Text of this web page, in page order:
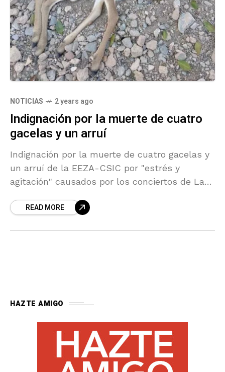
NOTICIAS 2 years ago
Indignación por la muerte de cuatro
gacelas y un arruí
Indignación por la muerte de cuatro gacelas y
un arruí de la EEZA-CSIC por "estrés y
agitación" causados por los conciertos de La
suspendan los conciertos en la Hoya y
READ MORE
HAZTE AMIGO